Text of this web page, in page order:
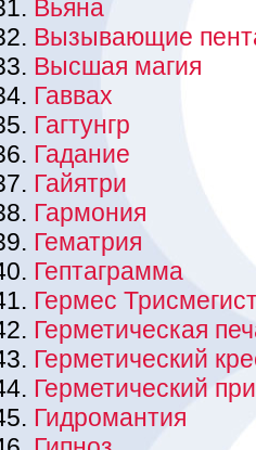
Вьяна
Вызывающие
Высшая магия
Гаввах
Гагтунгр
Гадание
Гайятри
Гармония
Гематрия
Гептаграмма
Гермес
Герметическая
Герметический
Герметический
Гидромантия